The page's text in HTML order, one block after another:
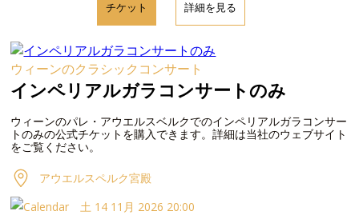
チケット 詳細を見る
ウィーンのクラシックコンサート
インペリアルガラコンサートのみ
ウィーンのパレ・アウエルスベルクでのインペリアルガラコンサー
トのみの公式チケットを購入できます。詳細は当社のウェブサイト
をご覧ください。
アウエルスペルク宮殿
土 14 11月 2026 20:00